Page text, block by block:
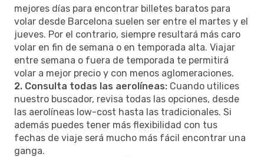
mejores días para encontrar billetes baratos para
volar desde Barcelona suelen ser entre el martes y el
jueves. Por el contrario, siempre resultará más caro
volar en fin de semana o en temporada alta. Viajar
entre semana o fuera de temporada te permitirá
volar a mejor precio y con menos aglomeraciones.
2. Consulta todas las aerolíneas: Cuando utilices
nuestro buscador, revisa todas las opciones, desde
las aerolíneas low-cost hasta las tradicionales. Si
además puedes tener más flexibilidad con tus
fechas de viaje será mucho más fácil encontrar una
ganga.